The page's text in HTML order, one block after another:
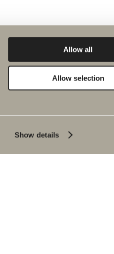
Show details
Allow all
Allow selection
Kylpy&Huone
Lyijynmusta
Sisustusreportaasi